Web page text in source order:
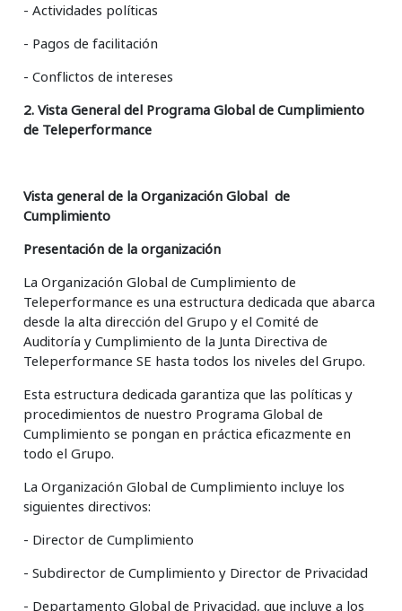
- Actividades políticas
- Pagos de facilitación
- Conflictos de intereses
2. Vista General del Programa Global de Cumplimiento
de Teleperformance
Vista general de la Organización Global de
Cumplimiento
Presentación de la organización
La Organización Global de Cumplimiento de
Teleperformance es una estructura dedicada que abarca
desde la alta dirección del Grupo y el Comité de
Auditoría y Cumplimiento de la Junta Directiva de
Teleperformance SE hasta todos los niveles del Grupo.
Esta estructura dedicada garantiza que las políticas y
procedimientos de nuestro Programa Global de
Cumplimiento se pongan en práctica eficazmente en
todo el Grupo.
La Organización Global de Cumplimiento incluye los
siguientes directivos:
- Director de Cumplimiento
- Subdirector de Cumplimiento y Director de Privacidad
- Departamento Global de Privacidad, que incluye a los